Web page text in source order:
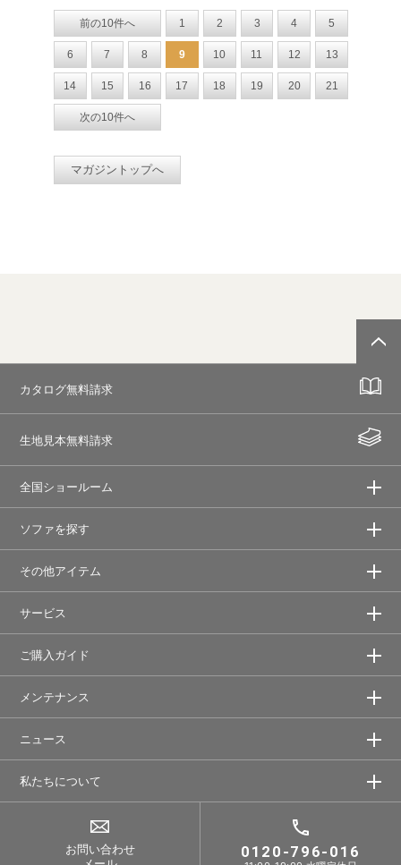
前の10件へ 1 2 3 4 5
6 7 8 9 10 11 12 13
14 15 16 17 18 19 20 21
次の10件へ
マガジントップへ
カタログ無料請求
生地見本無料請求
全国ショールーム
ソファを探す
その他アイテム
サービス
ご購入ガイド
メンテナンス
ニュース
私たちについて
お問い合わせ
0120-796-016